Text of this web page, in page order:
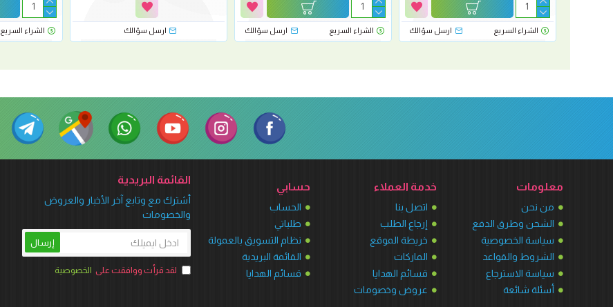
الشراء السريع ارسل سؤالك الشراء السريع ارسل سؤالك ارسل سؤالك الشراء السريع
معلومات
من نحن
الشحن وطرق الدفع
سياسة الخصوصية
الشروط والقواعد
سياسة الاسترجاع
أسئلة شائعة
خدمة العملاء
اتصل بنا
إرجاع الطلب
خريطة الموقع
الماركات
قسائم الهدايا
عروض وخصومات
حسابي
الحساب
طلباتي
نظام التسويق بالعمولة
القائمة البريدية
قسائم الهدايا
القائمة البريدية
أشترك مع وتابع آخر الأخبار والعروض
والخصومات
إرسال
لقد قرأت ووافقت على الخصوصية